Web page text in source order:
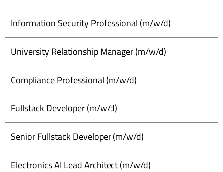
Information Security Professional (m/w/d)
University Relationship Manager (m/w/d)
Compliance Professional (m/w/d)
Fullstack Developer (m/w/d)
Senior Fullstack Developer (m/w/d)
Electronics AI Lead Architect (m/w/d)